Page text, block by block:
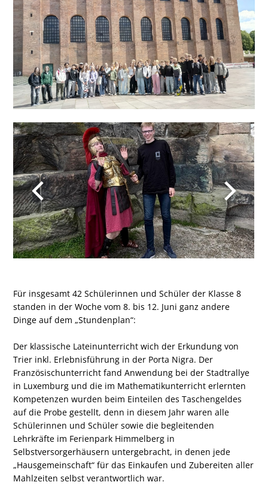
Für insgesamt 42 Schülerinnen und Schüler der Klasse 8
standen in der Woche vom 8. bis 12. Juni ganz andere
Dinge auf dem „Stundenplan“:
Der klassische Lateinunterricht wich der Erkundung von
Trier inkl. Erlebnisführung in der Porta Nigra. Der
Französischunterricht fand Anwendung bei der Stadtrallye
in Luxemburg und die im Mathematikunterricht erlernten
Kompetenzen wurden beim Einteilen des Taschengeldes
auf die Probe gestellt, denn in diesem Jahr waren alle
Schülerinnen und Schüler sowie die begleitenden
Lehrkräfte im Ferienpark Himmelberg in
Selbstversorgerhäusern untergebracht, in denen jede
„Hausgemeinschaft“ für das Einkaufen und Zubereiten aller
Mahlzeiten selbst verantwortlich war.